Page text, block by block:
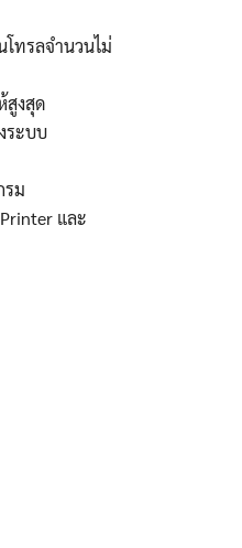
ทรลจำนวนไม่
สูงสุด
ระบบ
รม
และ